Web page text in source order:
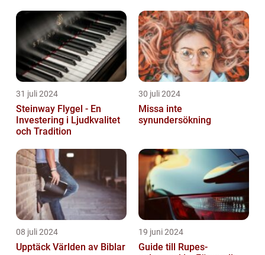
31 juli 2024
Steinway Flygel - En
Investering i Ljudkvalitet
och Tradition
30 juli 2024
Missa inte
synundersökning
08 juli 2024
Upptäck Världen av Biblar
19 juni 2024
Guide till Rupes-